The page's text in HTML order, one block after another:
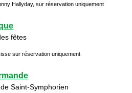
Hallyday, sur réservation uniquement
fêtes
sur réservation uniquement
Saint-Symphorien